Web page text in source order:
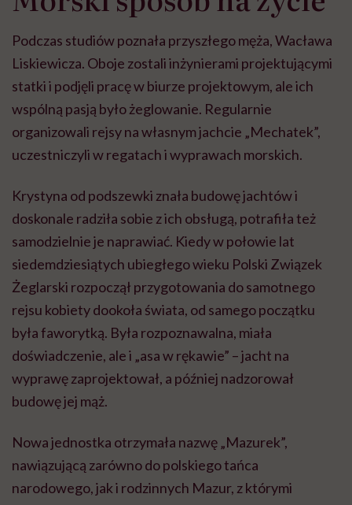
Podczas studiów poznała przyszłego męża, Wacława
Liskiewicza. Oboje zostali inżynierami projektującymi
statki i podjęli pracę w biurze projektowym, ale ich
wspólną pasją było żeglowanie. Regularnie
organizowali rejsy na własnym jachcie „Mechatek”,
uczestniczyli w regatach i wyprawach morskich.
Krystyna od podszewki znała budowę jachtów i
doskonale radziła sobie z ich obsługą, potrafiła też
samodzielnie je naprawiać. Kiedy w połowie lat
siedemdziesiątych ubiegłego wieku Polski Związek
Żeglarski rozpoczął przygotowania do samotnego
rejsu kobiety dookoła świata, od samego początku
była faworytką. Była rozpoznawalna, miała
doświadczenie, ale i „asa w rękawie” – jacht na
wyprawę zaprojektował, a później nadzorował
budowę jej mąż.
Nowa jednostka otrzymała nazwę „Mazurek”,
nawiązującą zarówno do polskiego tańca
narodowego, jak i rodzinnych Mazur, z którymi